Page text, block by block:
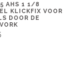
AHS 1 1/8
KLICKFIX VOOR
DOOR DE